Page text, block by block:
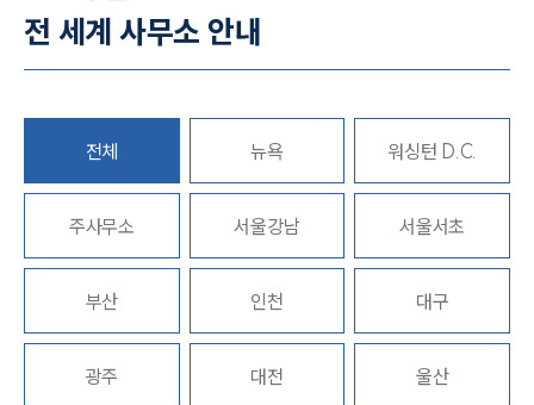
그룹소개
대륜의 강점
오시는 길
고객의 소리
통합검색
AI대륜
업무사례
사례분석/최신동향
법률정보
법률지식인
고객후기
전 세계 사무소 안내
전체 뉴욕 워싱턴 D.C.
주사무소 서울강남 서울서초
부산 인천 대구
광주 대전 울산